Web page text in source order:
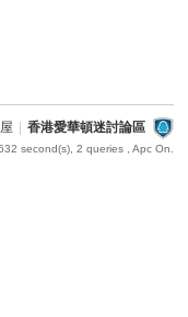
香港愛華頓迷討論區
second(s), 2 queries , Apc On.